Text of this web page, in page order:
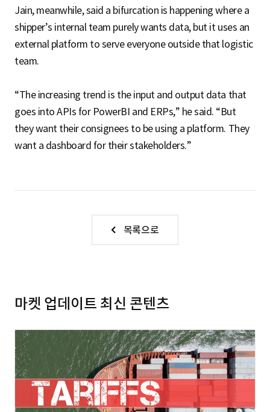
Jain, meanwhile, said a bifurcation is happening where a
shipper’s internal team purely wants data, but it uses an
external platform to serve everyone outside that logistic
team.
“The increasing trend is the input and output data that
goes into APIs for PowerBI and ERPs,” he said. “But
they want their consignees to be using a platform. They
want a dashboard for their stakeholders.”
목록으로
마켓 업데이트 최신 콘텐츠